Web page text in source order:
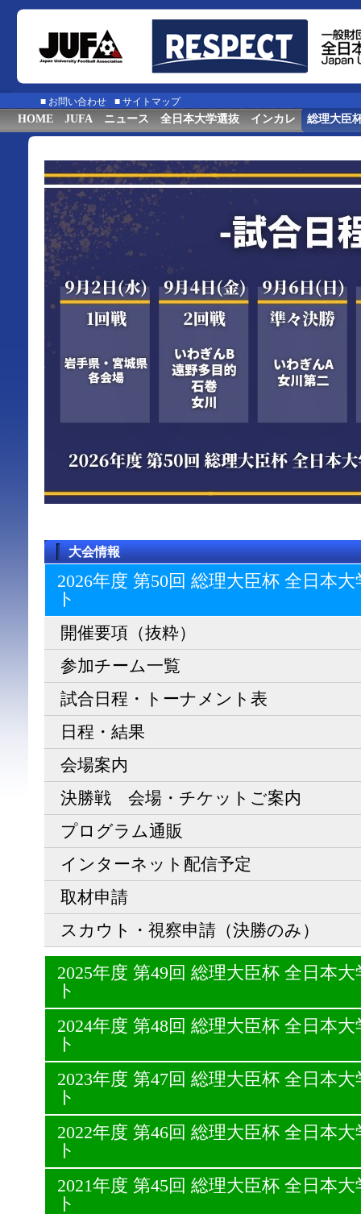
■ お問い合わせ ■ サイトマップ
HOME JUFA ニュース 全日本大学選抜 インカレ 総理大臣
大会情報
2026年度 第50回 総理大臣杯 全日本
ト
開催要項（抜粋）
参加チーム一覧
試合日程・トーナメント表
日程・結果
会場案内
決勝戦 会場・チケットご案内
プログラム通販
インターネット配信予定
取材申請
スカウト・視察申請（決勝のみ）
2025年度 第49回 総理大臣杯 全日本
ト
2024年度 第48回 総理大臣杯 全日本
ト
2023年度 第47回 総理大臣杯 全日本
ト
2022年度 第46回 総理大臣杯 全日本
ト
2021年度 第45回 総理大臣杯 全日本
ト